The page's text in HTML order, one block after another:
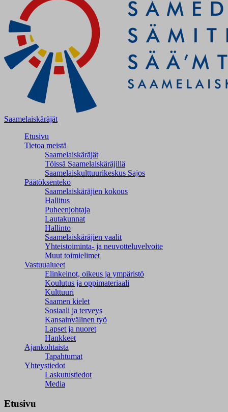
Saamelaiskäräjät
Etusivu
Tietoa meistä
Saamelaiskäräjät
Töissä Saamelaiskäräjillä
Saamelaiskulttuuri­keskus Sajos
Päätöksenteko
Saamelaiskäräjien kokous
Hallitus
Puheenjohtaja
Lautakunnat
Hallinto
Saamelaiskäräjien vaalit
Yhteistoiminta- ja neuvotteluvelvoite
Muut toimielimet
Vastuualueet
Elinkeinot, oikeus ja ympäristö
Koulutus ja oppimateriaali
Kulttuuri
Saamen kielet
Sosiaali ja terveys
Kansainvälinen työ
Lapset ja nuoret
Hankkeet
Ajankohtaista
Tapahtumat
Yhteystiedot
Laskutustiedot
Media
Etusivu